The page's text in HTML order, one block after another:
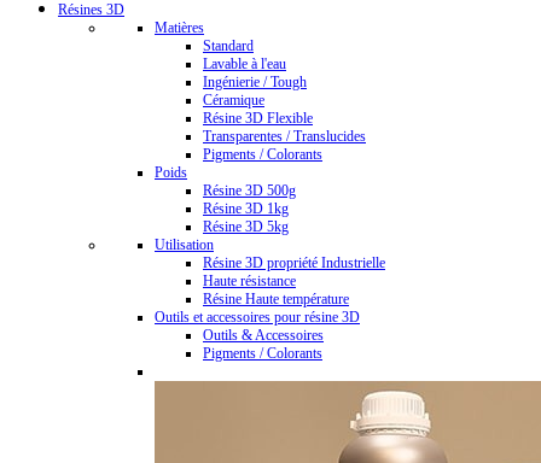
Résines 3D
Matières
Standard
Lavable à l'eau
Ingénierie / Tough
Céramique
Résine 3D Flexible
Transparentes / Translucides
Pigments / Colorants
Poids
Résine 3D 500g
Résine 3D 1kg
Résine 3D 5kg
Utilisation
Résine 3D propriété Industrielle
Haute résistance
Résine Haute température
Outils et accessoires pour résine 3D
Outils & Accessoires
Pigments / Colorants